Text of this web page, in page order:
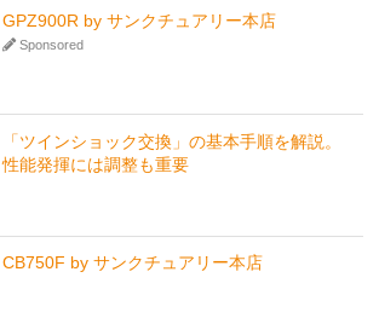
GPZ900R by サンクチュアリー本店
Sponsored
「ツインショック交換」の基本手順を解説。
性能発揮には調整も重要
CB750F by サンクチュアリー本店